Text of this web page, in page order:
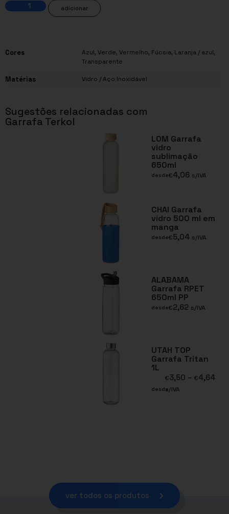
adicionar
Cores Azul, Verde, Vermelho, Fúcsia, Laranja / azul,
Transparente
Matérias Vidro / Aço Inoxidável
Sugestões relacionadas com
Garrafa Terkol
LOM Garrafa
vidro
sublimação
650ml
desde€4,06 s/IVA
CHAI Garrafa
vidro 500 ml em
manga
desde€5,04 s/IVA
ALABAMA
Garrafa RPET
650ml PP
desde€2,62 s/IVA
UTAH TOP
Garrafa Tritan
1L
desde
€3,50 – €4,64
s/IVA
ver todos os produtos